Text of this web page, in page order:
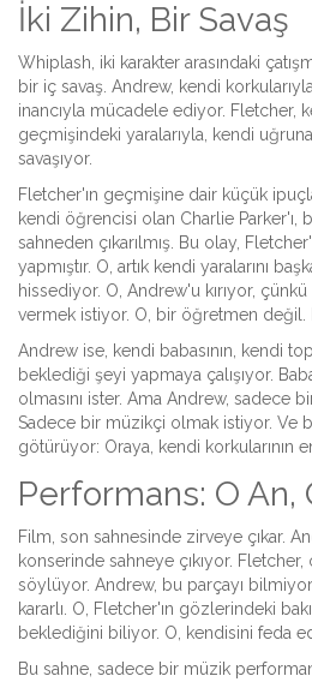
İki Zihin, Bir Savaş
Whiplash, iki karakter arasındaki
bir iç savaş. Andrew, kendi
inancıyla mücadele ediyor. Fletcher,
geçmişindeki yaralarıyla, kendi
savaşıyor.
Fletcher'ın geçmişine dair küçük
kendi öğrencisi olan Charlie Parker'ı,
sahneden çıkarılmış. Bu olay,
yapmıştır. O, artık kendi yaralarını
hissediyor. O, Andrew'u kırıyor, çünkü
vermek istiyor. O, bir öğretmen değil.
Andrew ise, kendi babasının, kendi
beklediği şeyi yapmaya çalışıyor.
olmasını ister. Ama Andrew, sadece
Sadece bir müzikçi olmak istiyor. Ve
götürüyor: Oraya, kendi korkularının
Performans: O An,
Film, son sahnesinde zirveye çıkar.
konserinde sahneye çıkıyor. Fletcher,
söylüyor. Andrew, bu parçayı
kararlı. O, Fletcher'ın gözlerindeki
beklediğini biliyor. O, kendisini feda
Bu sahne, sadece bir müzik